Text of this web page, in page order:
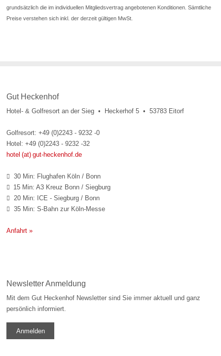
grundsätzlich die im individuellen Mitgliedsvertrag angebotenen Konditionen. Sämtliche
Preise verstehen sich inkl. der derzeit gültigen MwSt.
Gut Heckenhof
Hotel- & Golfresort an der Sieg • Heckerhof 5 • 53783 Eitorf
Golfresort: +49 (0)2243 - 9232 -0
Hotel: +49 (0)2243 - 9232 -32
hotel (at) gut-heckenhof.de
 30 Min: Flughafen Köln / Bonn
 15 Min: A3 Kreuz Bonn / Siegburg
 20 Min: ICE - Siegburg / Bonn
 35 Min: S-Bahn zur Köln-Messe
Anfahrt »
Newsletter Anmeldung
Mit dem Gut Heckenhof Newsletter sind Sie immer aktuell und ganz
persönlich informiert.
Anmelden